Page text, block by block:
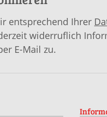
entsprechend Ihrer
widerruflich
E-Mail zu.